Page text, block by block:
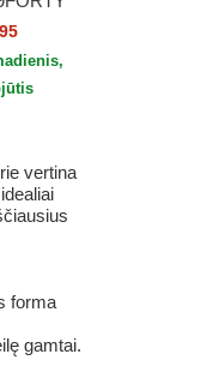
York
Era
vertina
forma
gamtai.